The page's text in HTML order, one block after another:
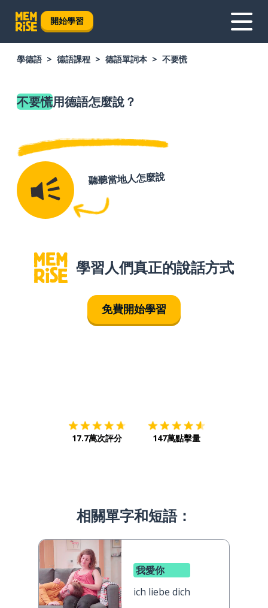
開始學習
學德語 德語課程 德語單詞本 不要慌
不要慌用德語怎麼說？
聽聽當地人怎麼說
學習人們真正的說話方式
免費開始學習
17.7萬次評分 147萬點擊量
相關單字和短語：
我愛你
ich liebe dich